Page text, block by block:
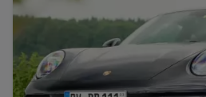
Corvette